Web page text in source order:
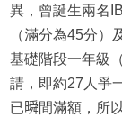
異，曾誕生兩名
（滿分為45分）
基礎階段一年級
請，即約27人爭
已𣊬間滿額，所